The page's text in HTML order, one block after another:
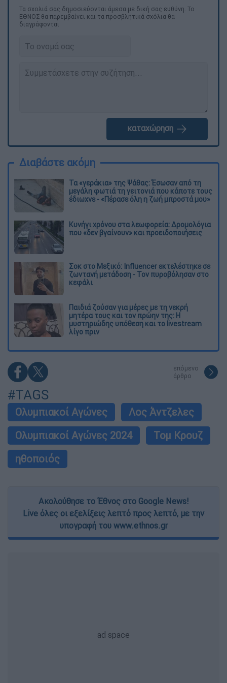
Τα σχολιά σας δημοσιεύονται άμεσα με δική σας ευθύνη. Το
ΕΘΝΟΣ θα παρεμβαίνει και τα προσβλητικά σχόλια θα
διαγράφονται
καταχώρηση
Διαβάστε ακόμη
Τα «γεράκια» της Ψάθας: Έσωσαν από τη
μεγάλη φωτιά τη γειτονιά που κάποτε τους
έδιωχνε - «Πέρασε όλη η ζωή μπροστά μου»
Κυνήγι χρόνου στα λεωφορεία: Δρομολόγια
που «δεν βγαίνουν» και προειδοποιήσεις
Σοκ στο Μεξικό: Influencer εκτελέστηκε σε
ζωντανή μετάδοση - Τον πυροβόλησαν στο
κεφάλι
Παιδιά ζούσαν για μέρες με τη νεκρή
μητέρα τους και τον πρώην της: Η
μυστηριώδης υπόθεση και το livestream
λίγο πριν
επόμενο
άρθρο
#TAGS
Ολυμπιακοί Αγώνες
Λος Άντζελες
Ολυμπιακοί Αγώνες 2024
Τομ Κρουζ
ηθοποιός
Ακολούθησε το Έθνος στο Google News!
Live όλες οι εξελίξεις λεπτό προς λεπτό, με την
υπογραφή του www.ethnos.gr